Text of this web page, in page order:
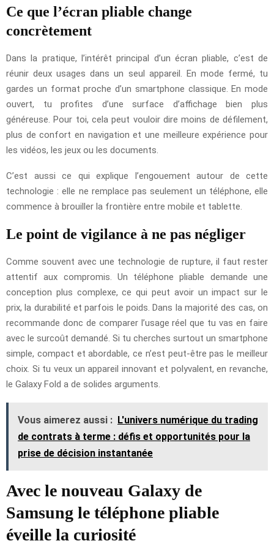
Ce que l’écran pliable change
concrètement
Dans la pratique, l’intérêt principal d’un écran pliable, c’est de
réunir deux usages dans un seul appareil. En mode fermé, tu
gardes un format proche d’un smartphone classique. En mode
ouvert, tu profites d’une surface d’affichage bien plus
généreuse. Pour toi, cela peut vouloir dire moins de défilement,
plus de confort en navigation et une meilleure expérience pour
les vidéos, les jeux ou les documents.
C’est aussi ce qui explique l’engouement autour de cette
technologie : elle ne remplace pas seulement un téléphone, elle
commence à brouiller la frontière entre mobile et tablette.
Le point de vigilance à ne pas négliger
Comme souvent avec une technologie de rupture, il faut rester
attentif aux compromis. Un téléphone pliable demande une
conception plus complexe, ce qui peut avoir un impact sur le
prix, la durabilité et parfois le poids. Dans la majorité des cas, on
recommande donc de comparer l’usage réel que tu vas en faire
avec le surcoût demandé. Si tu cherches surtout un smartphone
simple, compact et abordable, ce n’est peut-être pas le meilleur
choix. Si tu veux un appareil innovant et polyvalent, en revanche,
le Galaxy Fold a de solides arguments.
Vous aimerez aussi : L'univers numérique du trading
de contrats à terme : défis et opportunités pour la
prise de décision instantanée
Avec le nouveau Galaxy de
Samsung le téléphone pliable
éveille la curiosité